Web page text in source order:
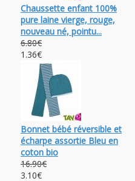
Chaussette enfant 100%
pure laine vierge, rouge,
nouveau né, pointu...
6.80€
1.36€
Bonnet bébé réversible et
écharpe assortie Bleu en
coton bio
16.90€
3.10€